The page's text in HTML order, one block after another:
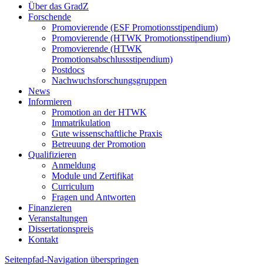
Über das GradZ
Forschende
Promovierende (ESF Promotionsstipendium)
Promovierende (HTWK Promotionsstipendium)
Promovierende (HTWK
Promotionsabschlussstipendium)
Postdocs
Nachwuchsforschungsgruppen
News
Informieren
Promotion an der HTWK
Immatrikulation
Gute wissenschaftliche Praxis
Betreuung der Promotion
Qualifizieren
Anmeldung
Module und Zertifikat
Curriculum
Fragen und Antworten
Finanzieren
Veranstaltungen
Dissertationspreis
Kontakt
Seitenpfad-Navigation überspringen